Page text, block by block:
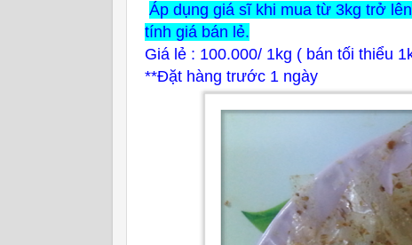
Áp dụng giá sĩ khi mua từ 3kg trở
tính giá bán lẻ.
Giá lẻ : 100.000/ 1kg ( bán tối thiểu
**Đặt hàng trước 1 ngày